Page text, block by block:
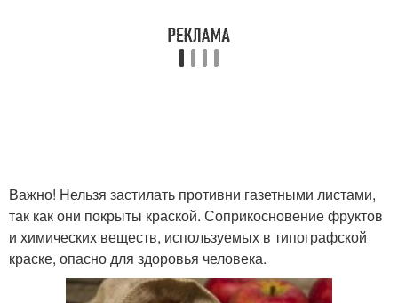
Важно! Нельзя застилать противни газетными листами,
так как они покрыты краской. Соприкосновение фруктов
и химических веществ, используемых в типографской
краске, опасно для здоровья человека.